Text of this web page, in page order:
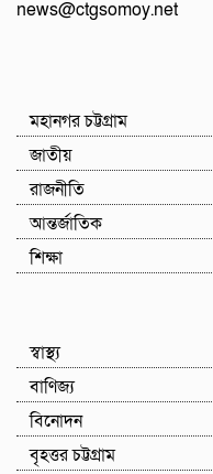
news@ctgsomoy.net
মহানগর চট্টগ্রাম
জাতীয়
রাজনীতি
আন্তর্জাতিক
শিক্ষা
স্বাস্থ্য
বাণিজ্য
বিনোদন
বৃহত্তর চট্টগ্রাম